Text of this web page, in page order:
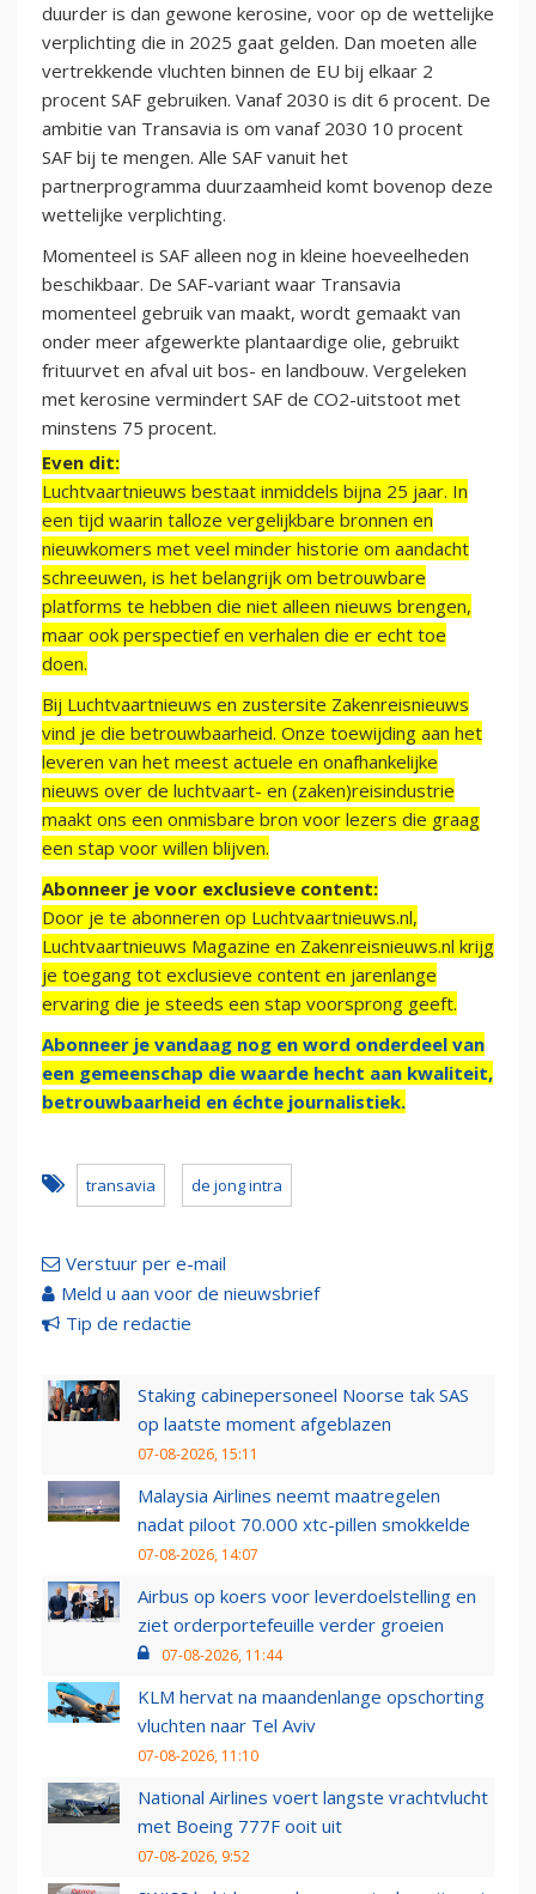
duurder is dan gewone kerosine, voor op de wettelijke
verplichting die in 2025 gaat gelden. Dan moeten alle
vertrekkende vluchten binnen de EU bij elkaar 2
procent SAF gebruiken. Vanaf 2030 is dit 6 procent. De
ambitie van Transavia is om vanaf 2030 10 procent
SAF bij te mengen. Alle SAF vanuit het
partnerprogramma duurzaamheid komt bovenop deze
wettelijke verplichting.
Momenteel is SAF alleen nog in kleine hoeveelheden
beschikbaar. De SAF-variant waar Transavia
momenteel gebruik van maakt, wordt gemaakt van
onder meer afgewerkte plantaardige olie, gebruikt
frituurvet en afval uit bos- en landbouw. Vergeleken
met kerosine vermindert SAF de CO2-uitstoot met
minstens 75 procent.
Even dit:
Luchtvaartnieuws bestaat inmiddels bijna 25 jaar. In
een tijd waarin talloze vergelijkbare bronnen en
nieuwkomers met veel minder historie om aandacht
schreeuwen, is het belangrijk om betrouwbare
platforms te hebben die niet alleen nieuws brengen,
maar ook perspectief en verhalen die er echt toe
doen.
Bij Luchtvaartnieuws en zustersite Zakenreisnieuws
vind je die betrouwbaarheid. Onze toewijding aan het
leveren van het meest actuele en onafhankelijke
nieuws over de luchtvaart- en (zaken)reisindustrie
maakt ons een onmisbare bron voor lezers die graag
een stap voor willen blijven.
Abonneer je voor exclusieve content:
Door je te abonneren op Luchtvaartnieuws.nl,
Luchtvaartnieuws Magazine en Zakenreisnieuws.nl krijg
je toegang tot exclusieve content en jarenlange
ervaring die je steeds een stap voorsprong geeft.
Abonneer je vandaag nog en word onderdeel van
een gemeenschap die waarde hecht aan kwaliteit,
betrouwbaarheid en échte journalistiek.
transavia de jong intra
Verstuur per e-mail
Meld u aan voor de nieuwsbrief
Tip de redactie
Staking cabinepersoneel Noorse tak SAS
op laatste moment afgeblazen
07-08-2026, 15:11
Malaysia Airlines neemt maatregelen
nadat piloot 70.000 xtc-pillen smokkelde
07-08-2026, 14:07
Airbus op koers voor leverdoelstelling en
ziet orderportefeuille verder groeien
07-08-2026, 11:44
KLM hervat na maandenlange opschorting
vluchten naar Tel Aviv
07-08-2026, 11:10
National Airlines voert langste vrachtvlucht
met Boeing 777F ooit uit
07-08-2026, 9:52